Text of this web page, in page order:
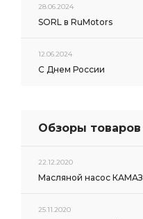
28.06.2024
SORL в RuMotors
12.06.2024
С Днем России
Обзоры товаров
22.12.2020
Масляной насос КАМАЗ
25.11.2020